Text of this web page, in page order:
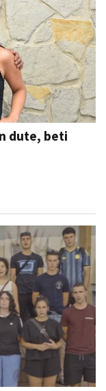
dute, beti